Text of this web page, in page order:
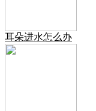
耳朵进水怎么办